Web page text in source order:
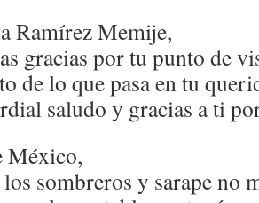
Ramírez Memije,
gracias por tu punto de
de lo que pasa en tu
saludo y gracias a ti
México,
sombreros y sarape no